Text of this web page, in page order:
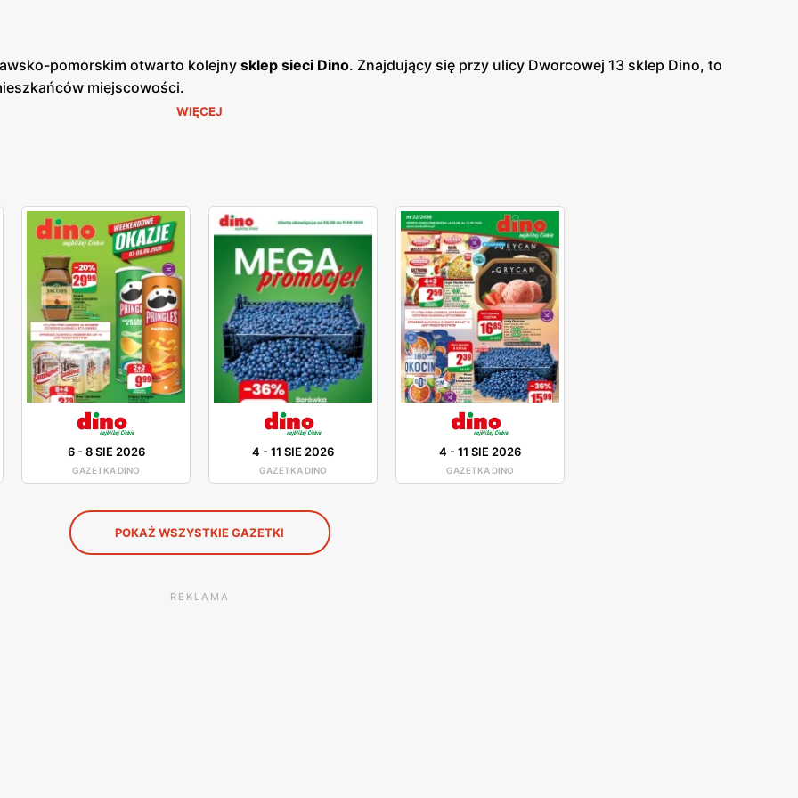
pomorskim otwarto kolejny sklep sieci Dino. Znajdujący się przy ulicy Dworcowej 13 sklep Dino, to
miejscowości.
woj. kujawsko-pomorskiego. Miasto leży na skrzyżowaniu tras nr 254 oraz, nr 251. W odległości 35
oddalonego od dużego miasta. Jednocześnie są to klienci przyzwyczajeni do dokonywania zakupów w
z myślą o nich powstał sklepDino w Barcinie.
i przystępnej ceny. Sklep oferuje szeroką gamę artykułów spożywczych od świeżych
chleba i wielu innych produktów spożywczych. W sklepie sprzedaje się również alkohole, których
zezwoleń.Sklep Dinozajmuje się również sprzedażą naczyń kuchennych, zabawek dziecięcych oraz
producentów. Z kolei mięso oraz wędliny z działającego pod marką Dino centrum przetwórstwa. Dzięki
czy nawet obuwie. Promocje pojawiają się regularnie. Klienci mogą też korzystać z rabatów, które są
i wyprzedażach informują gazetki promocyjne, które są dostępne bezpłatnie na terenie sklepu Dino w
WIĘCEJ
6-8 SIE 2026
GAZETKA DINO
4 -11 SIE 2026
GAZETKA DINO
4 -11 SIE 2026
GAZETKA DINO
POKAŻ WSZYSTKIE GAZETKI
REKLAMA